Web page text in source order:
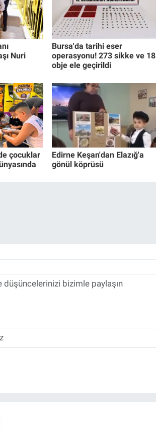
Nuri
Bursa'da tarihi eser
operasyonu! 273 sikke ve 18
obje ele geçirildi
çocuklar
Edirne Keşan'dan Elazığ'a
gönül köprüsü